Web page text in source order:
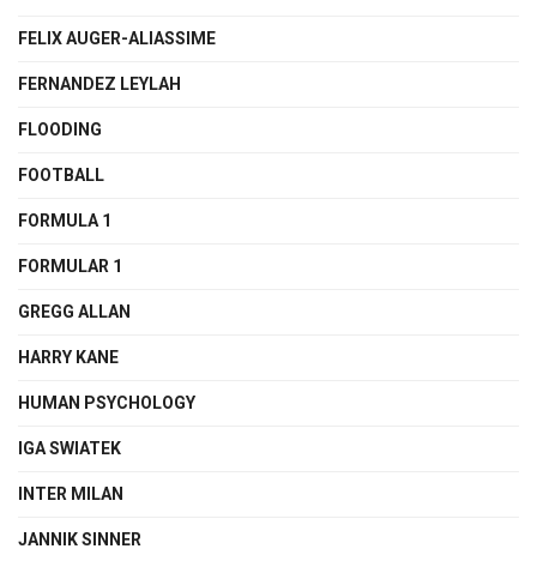
FELIX AUGER-ALIASSIME
FERNANDEZ LEYLAH
FLOODING
FOOTBALL
FORMULA 1
FORMULAR 1
GREGG ALLAN
HARRY KANE
HUMAN PSYCHOLOGY
IGA SWIATEK
INTER MILAN
JANNIK SINNER